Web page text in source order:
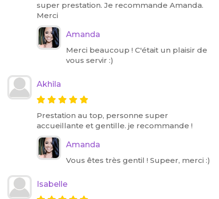
super prestation. Je recommande Amanda.
Merci
Amanda
Merci beaucoup ! C'était un plaisir de
vous servir :)
Akhila
Prestation au top, personne super
accueillante et gentille. je recommande !
Amanda
Vous êtes très gentil ! Supeer, merci :)
Isabelle